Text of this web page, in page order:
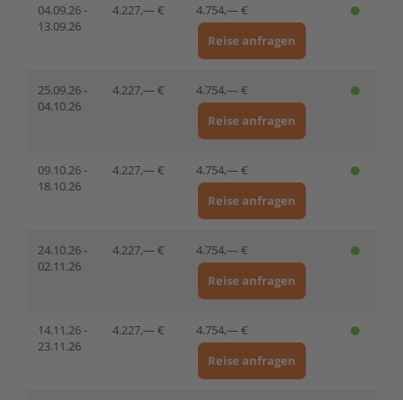
04.09.26 -
13.09.26
4.227,— €
4.754,— €
Reise anfragen
25.09.26 -
04.10.26
4.227,— €
4.754,— €
Reise anfragen
09.10.26 -
18.10.26
4.227,— €
4.754,— €
Reise anfragen
24.10.26 -
02.11.26
4.227,— €
4.754,— €
Reise anfragen
14.11.26 -
23.11.26
4.227,— €
4.754,— €
Reise anfragen